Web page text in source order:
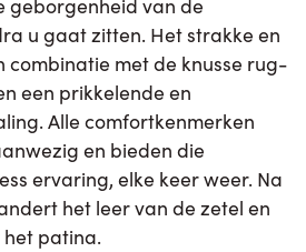
u gaat zitten. Het strakke en
met de knusse rug-
een prikkelende en
Alle comfortkenmerken
en bieden die
ervaring, elke keer weer. Na
het leer van de zetel en
het patina.